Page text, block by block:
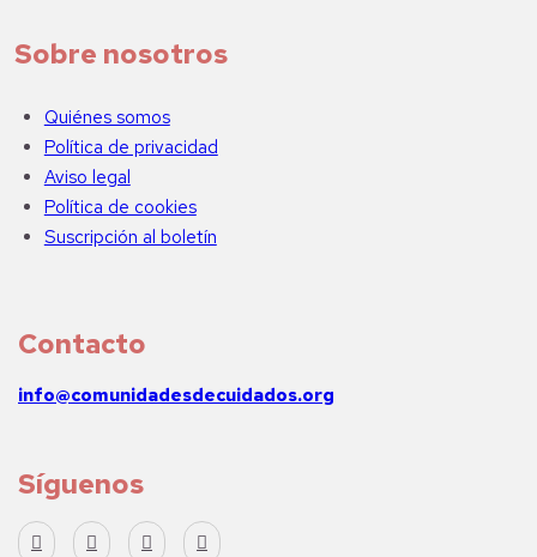
Sobre nosotros
Quiénes somos
Política de privacidad
Aviso legal
Política de cookies
Suscripción al boletín
Contacto
info@comunidadesdecuidados.org
Síguenos